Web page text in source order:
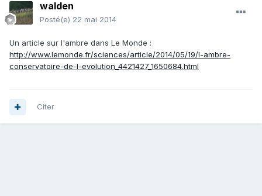
walden
Posté(e) 22 mai 2014
Un article sur l'ambre dans Le Monde :
http://www.lemonde.fr/sciences/article/2014/05/19/l-ambre-
conservatoire-de-l-evolution_4421427_1650684.html
Citer